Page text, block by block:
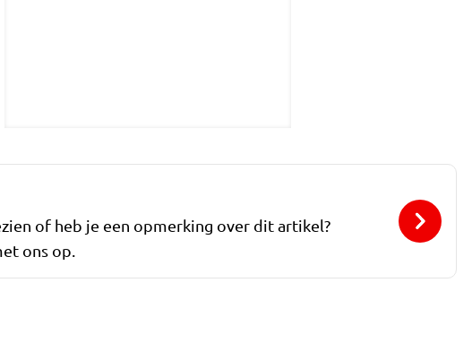
of heb je een opmerking over dit artikel?
ons op.